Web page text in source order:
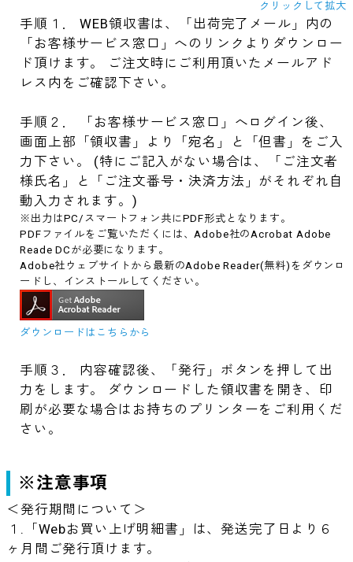
クリックして拡大
手順１． WEB領収書は、「出荷完了メール」内の
「お客様サービス窓口」へのリンクよりダウンロー
ド頂けます。 ご注文時にご利用頂いたメールアド
レス内をご確認下さい。
手順２． 「お客様サービス窓口」へログイン後、
画面上部「領収書」より「宛名」と「但書」をご入
力下さい。 (特にご記入がない場合は、「ご注文者
様氏名」と「ご注文番号・決済方法」がそれぞれ自
動入力されます。)
※出力はPC/スマートフォン共にPDF形式となります。
PDFファイルをご覧いただくには、Adobe社のAcrobat Adobe
Reade DCが必要になります。
Adobe社ウェブサイトから最新のAdobe Reader(無料)をダウンロ
ードし、インストールしてください。
ダウンロードはこちらから
手順３． 内容確認後、「発行」ボタンを押して出
力をします。 ダウンロードした領収書を開き、印
刷が必要な場合はお持ちのプリンターをご利用くだ
さい。
※注意事項
＜発行期間について＞
１.「Webお買い上げ明細書」は、発送完了日より６
ヶ月間ご発行頂けます。